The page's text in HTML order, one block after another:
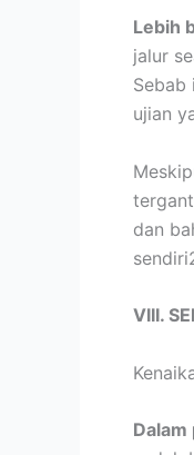
Lebih
jalur
Sebab
ujian
dan
VIII.
Dalam